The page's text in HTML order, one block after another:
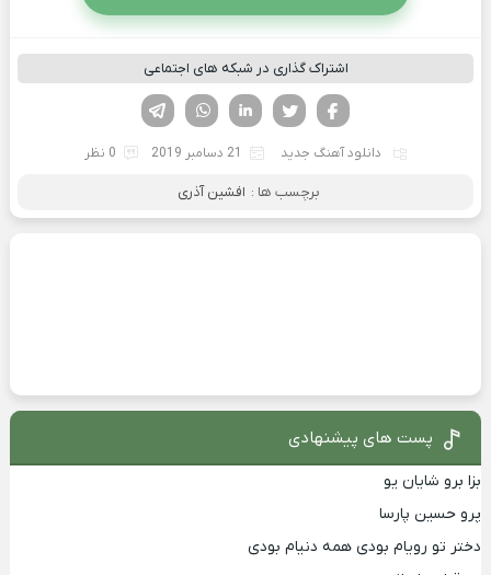
اشتراک گذاری در شبکه های اجتماعی
لینکدین تویتر
فیسوک
دانلود آهنگ جدید 21 دسامبر 2019 0 نظر
برچسب ها : افشین آذری
پست های پیشنهادی
بزا برو شایان یو
پرو حسین پارسا
دختر تو رویام بودی همه دنیام بودی